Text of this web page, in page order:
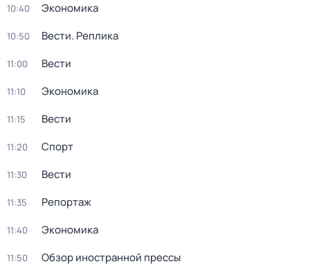
10:40 Экономика
10:50 Вести. Реплика
11:00 Вести
11:10 Экономика
11:15 Вести
11:20 Спорт
11:30 Вести
11:35 Репортаж
11:40 Экономика
11:50 Обзор иностранной прессы